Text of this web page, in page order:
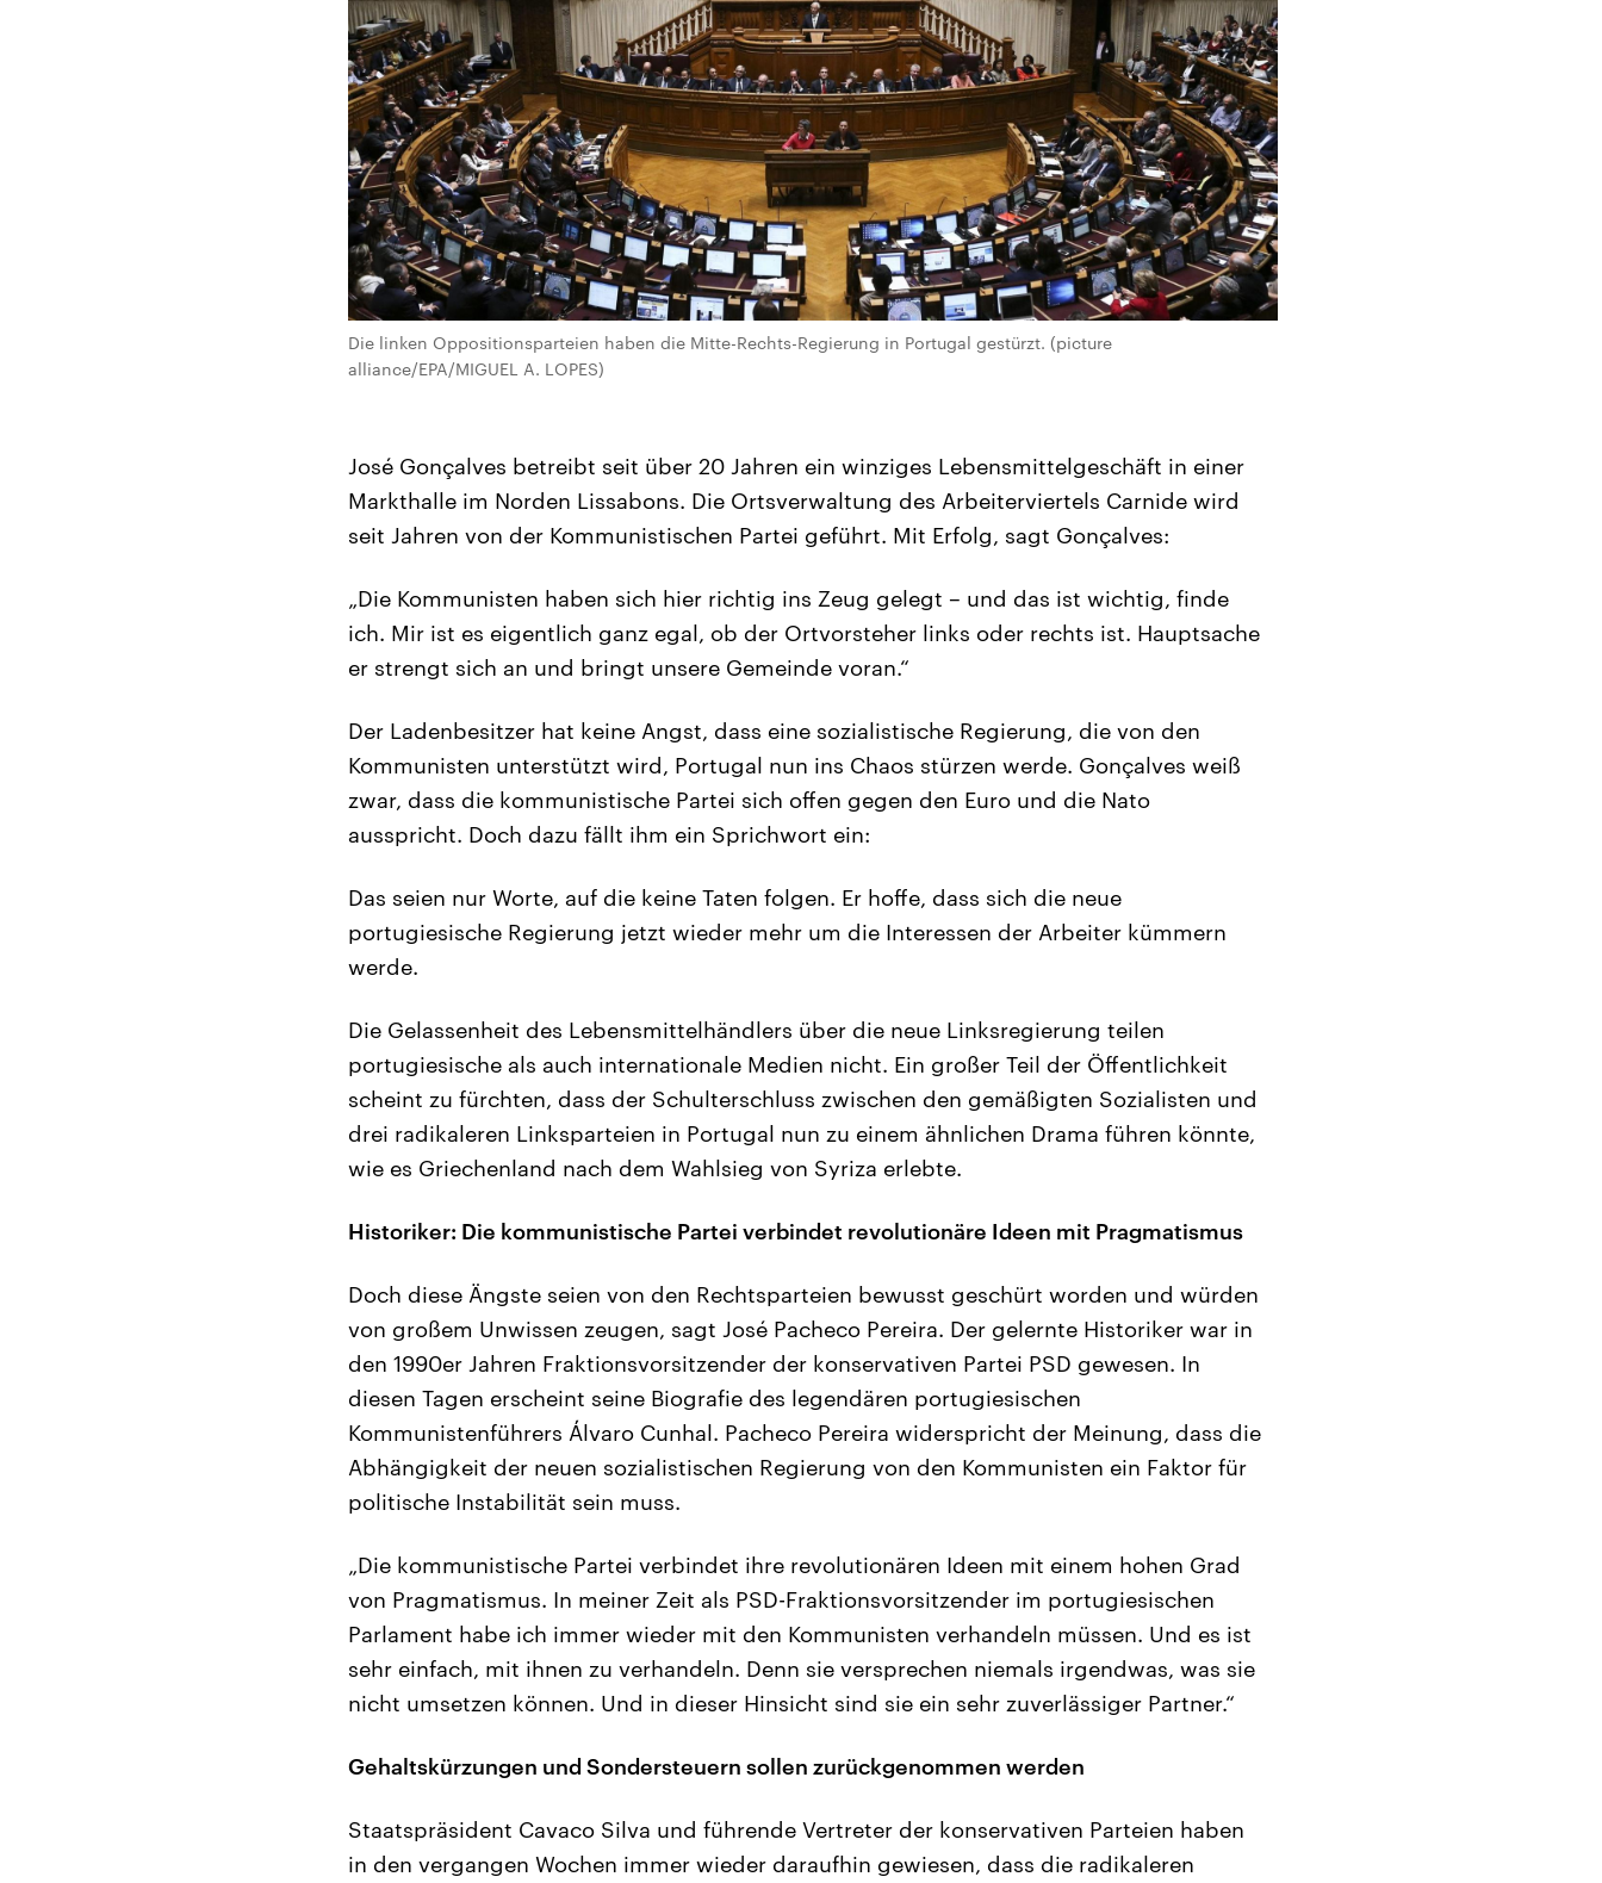
Die linken Oppositionsparteien haben die Mitte-Rechts-Regierung in Portugal gestürzt. (picture
alliance/EPA/MIGUEL A. LOPES)
José Gonçalves betreibt seit über 20 Jahren ein winziges Lebensmittelgeschäft in einer
Markthalle im Norden Lissabons. Die Ortsverwaltung des Arbeiterviertels Carnide wird
seit Jahren von der Kommunistischen Partei geführt. Mit Erfolg, sagt Gonçalves:
„Die Kommunisten haben sich hier richtig ins Zeug gelegt – und das ist wichtig, finde
ich. Mir ist es eigentlich ganz egal, ob der Ortvorsteher links oder rechts ist. Hauptsache
er strengt sich an und bringt unsere Gemeinde voran.“
Der Ladenbesitzer hat keine Angst, dass eine sozialistische Regierung, die von den
Kommunisten unterstützt wird, Portugal nun ins Chaos stürzen werde. Gonçalves weiß
zwar, dass die kommunistische Partei sich offen gegen den Euro und die Nato
ausspricht. Doch dazu fällt ihm ein Sprichwort ein:
Das seien nur Worte, auf die keine Taten folgen. Er hoffe, dass sich die neue
portugiesische Regierung jetzt wieder mehr um die Interessen der Arbeiter kümmern
werde.
Die Gelassenheit des Lebensmittelhändlers über die neue Linksregierung teilen
portugiesische als auch internationale Medien nicht. Ein großer Teil der Öffentlichkeit
scheint zu fürchten, dass der Schulterschluss zwischen den gemäßigten Sozialisten und
drei radikaleren Linksparteien in Portugal nun zu einem ähnlichen Drama führen könnte,
wie es Griechenland nach dem Wahlsieg von Syriza erlebte.
Historiker: Die kommunistische Partei verbindet revolutionäre Ideen mit Pragmatismus
Doch diese Ängste seien von den Rechtsparteien bewusst geschürt worden und würden
von großem Unwissen zeugen, sagt José Pacheco Pereira. Der gelernte Historiker war in
den 1990er Jahren Fraktionsvorsitzender der konservativen Partei PSD gewesen. In
diesen Tagen erscheint seine Biografie des legendären portugiesischen
Kommunistenführers Álvaro Cunhal. Pacheco Pereira widerspricht der Meinung, dass die
Abhängigkeit der neuen sozialistischen Regierung von den Kommunisten ein Faktor für
politische Instabilität sein muss.
„Die kommunistische Partei verbindet ihre revolutionären Ideen mit einem hohen Grad
von Pragmatismus. In meiner Zeit als PSD-Fraktionsvorsitzender im portugiesischen
Parlament habe ich immer wieder mit den Kommunisten verhandeln müssen. Und es ist
sehr einfach, mit ihnen zu verhandeln. Denn sie versprechen niemals irgendwas, was sie
nicht umsetzen können. Und in dieser Hinsicht sind sie ein sehr zuverlässiger Partner.“
Gehaltskürzungen und Sondersteuern sollen zurückgenommen werden
Staatspräsident Cavaco Silva und führende Vertreter der konservativen Parteien haben
in den vergangen Wochen immer wieder daraufhin gewiesen, dass die radikaleren